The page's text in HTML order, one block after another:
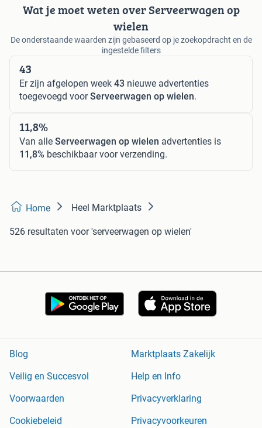
Wat je moet weten over Serveerwagen op
wielen
De onderstaande waarden zijn gebaseerd op je zoekopdracht en de
ingestelde filters
43
Er zijn afgelopen week 43 nieuwe advertenties
toegevoegd voorServeerwagen op wielen.
11,8%
Van alle Serveerwagen op wielen advertenties is
11,8% beschikbaar voor verzending.
Home Heel Marktplaats
526 resultaten voor 'serveerwagen op wielen'
Blog
Marktplaats Zakelijk
Veilig en Succesvol
Help en Info
Voorwaarden
Privacyverklaring
Cookiebeleid
Privacyvoorkeuren